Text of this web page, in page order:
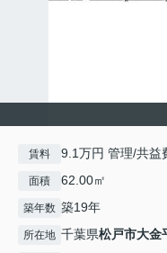
賃料 9.1万円 管理/共益
面積 62.00㎡
築年数 築19年
所在地 千葉県松戸市大金